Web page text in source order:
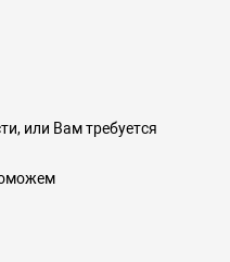
или Вам требуется